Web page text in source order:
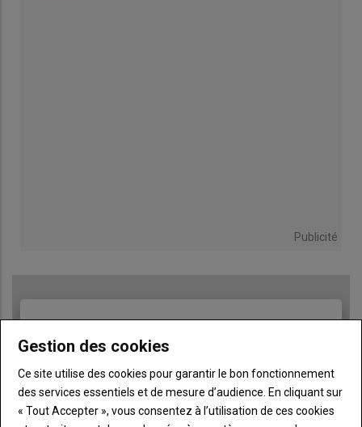
Publicité
TITRE JE M'ABONNE
Body A partir de 93€
Lien JE M'ABONNE
Gestion des cookies
Ce site utilise des cookies pour garantir le bon fonctionnement
des services essentiels et de mesure d’audience. En cliquant sur
« Tout Accepter », vous consentez à l’utilisation de ces cookies